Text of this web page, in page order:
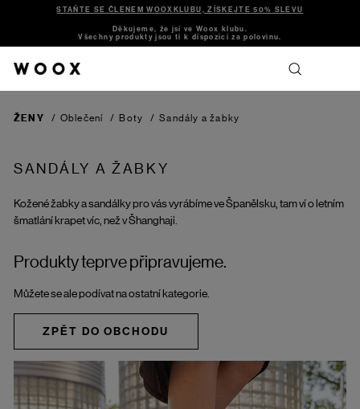
STAŇTE SE ČLENEM WOOXKLUBU, ZÍSKEJTE 50% SLEVU
Děkujeme, že jsi ve Woox klubu.
Všechny produkty jsou ti k dispozici za polovinu.
ŽENY / Oblečení / Boty / Sandály a žabky
SANDÁLY A ŽABKY
Kožené žabky a sandálky pro vás vyrábíme ve Španělsku, tam ví o letním
šmatlání krapet víc, než v Šhanghaji.
Produkty teprve připravujeme.
Můžete se ale podívat na ostatní kategorie.
ZPĚT DO OBCHODU